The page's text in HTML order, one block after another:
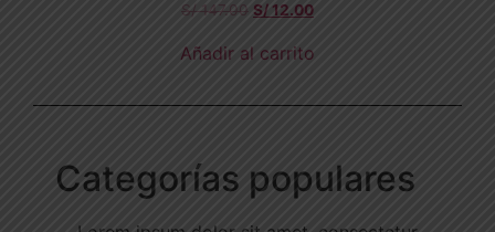
S/147.00 S/12.00
Añadir al carrito
Categorías populares